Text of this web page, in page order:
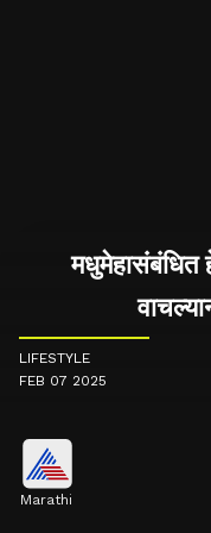
मधुमेहासंबंधित
LIFESTYLE
FEB 07 2025
Marathi